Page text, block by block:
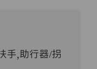
手,助行器/拐